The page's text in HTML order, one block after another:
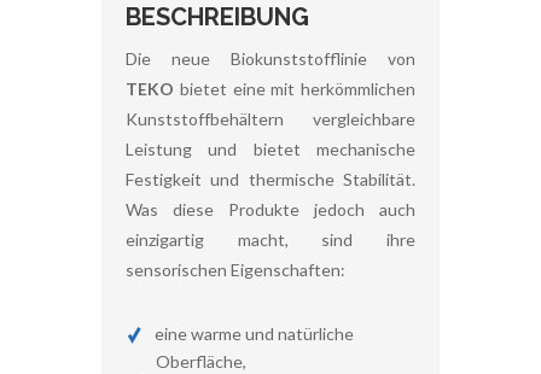
BESCHREIBUNG
Die neue Biokunststofflinie von
TEKO bietet eine mit herkömmlichen
Kunststoffbehältern vergleichbare
Leistung und bietet mechanische
Festigkeit und thermische Stabilität.
Was diese Produkte jedoch auch
einzigartig macht, sind ihre
sensorischen Eigenschaften:
eine warme und natürliche
Oberfläche,